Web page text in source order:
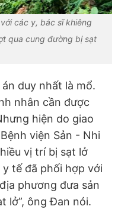
các y, bác sĩ khiêng
qua cung đường bị sạt
duy nhất là mổ.
nhân cần được
hiện do giao
viện Sản - Nhi
vị trí bị sạt lở
tế đã phối hợp với
phương đưa sản
lở”, ông Đan nói.